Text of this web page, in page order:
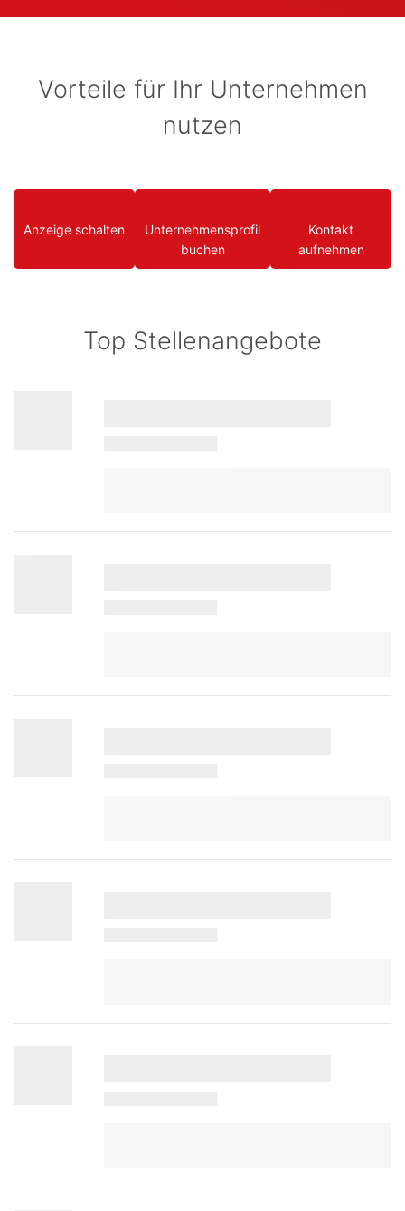
Vorteile für Ihr Unternehmen
nutzen
Anzeige schalten
Unternehmensprofil
buchen
Kontakt
aufnehmen
Top Stellenangebote